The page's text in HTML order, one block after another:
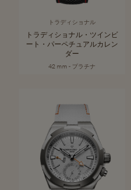
トラディショナル
トラディショナル・ツインビ
ート・パーペチュアルカレン
ダー
42 mm - プラチナ